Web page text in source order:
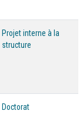
Projet interne à la
structure
Doctorat